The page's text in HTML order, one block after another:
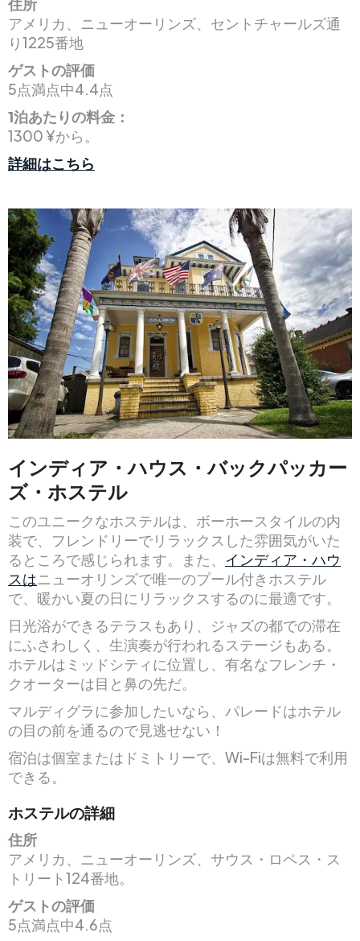
住所
アメリカ、ニューオーリンズ、セントチャールズ通
り1225番地
ゲストの評価
5点満点中4.4点
1泊あたりの料金：
1300 ¥から。
詳細はこちら
インディア・ハウス・バックパッカー
ズ・ホステル
このユニークなホステルは、ボーホースタイルの内
装で、フレンドリーでリラックスした雰囲気がいた
るところで感じられます。また、 インディア・ハウ
スはニューオリンズで唯一のプール付きホステル
で、暖かい夏の日にリラックスするのに最適です。
日光浴ができるテラスもあり、ジャズの都での滞在
にふさわしく、生演奏が行われるステージもある。
ホテルはミッドシティに位置し、有名なフレンチ・
クオーターは目と鼻の先だ。
マルディグラに参加したいなら、パレードはホテル
の目の前を通るので見逃せない！
宿泊は個室またはドミトリーで、Wi-Fiは無料で利用
できる。
ホステルの詳細
住所
アメリカ、ニューオーリンズ、サウス・ロペス・ス
トリート124番地。
ゲストの評価
5点満点中4.6点